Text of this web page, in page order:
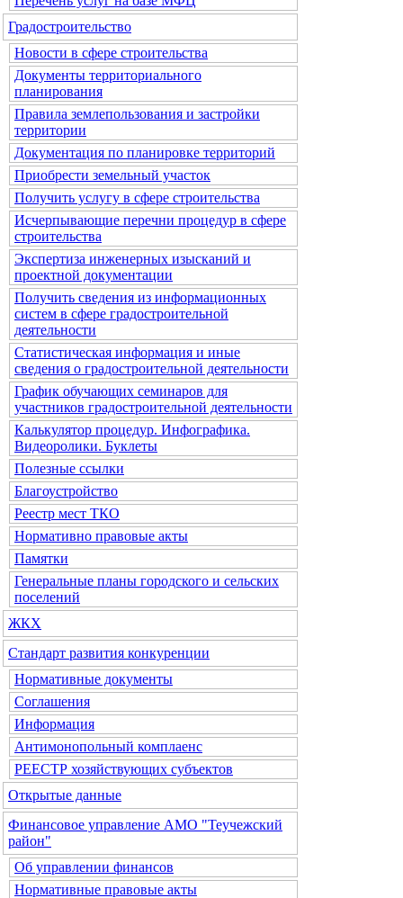
Градостроительство
Новости в сфере строительства
Документы территориального
планирования
Правила землепользования и застройки
территории
Документация по планировке территорий
Приобрести земельный участок
Получить услугу в сфере строительства
Исчерпывающие перечни процедур в сфере
строительства
Экспертиза инженерных изысканий и
проектной документации
Получить сведения из информационных
систем в сфере градостроительной
деятельности
Статистическая информация и иные
сведения о градостроительной деятельности
График обучающих семинаров для
участников градостроительной деятельности
Калькулятор процедур. Инфографика.
Видеоролики. Буклеты
Полезные ссылки
Благоустройство
Реестр мест ТКО
Нормативно правовые акты
Памятки
Генеральные планы городского и сельских
поселений
ЖКХ
Стандарт развития конкуренции
Нормативные документы
Соглашения
Информация
Антимонопольный комплаенс
РЕЕСТР хозяйствующих субъектов
Открытые данные
Финансовое управление АМО "Теучежский
район"
Об управлении финансов
Нормативные правовые акты